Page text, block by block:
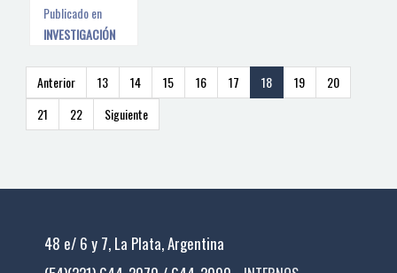
Publicado en
INVESTIGACIÓN
Anterior 13 14 15 16 17 18 19
20
21
22 Siguiente
48 e/ 6 y 7, La Plata, Argentina